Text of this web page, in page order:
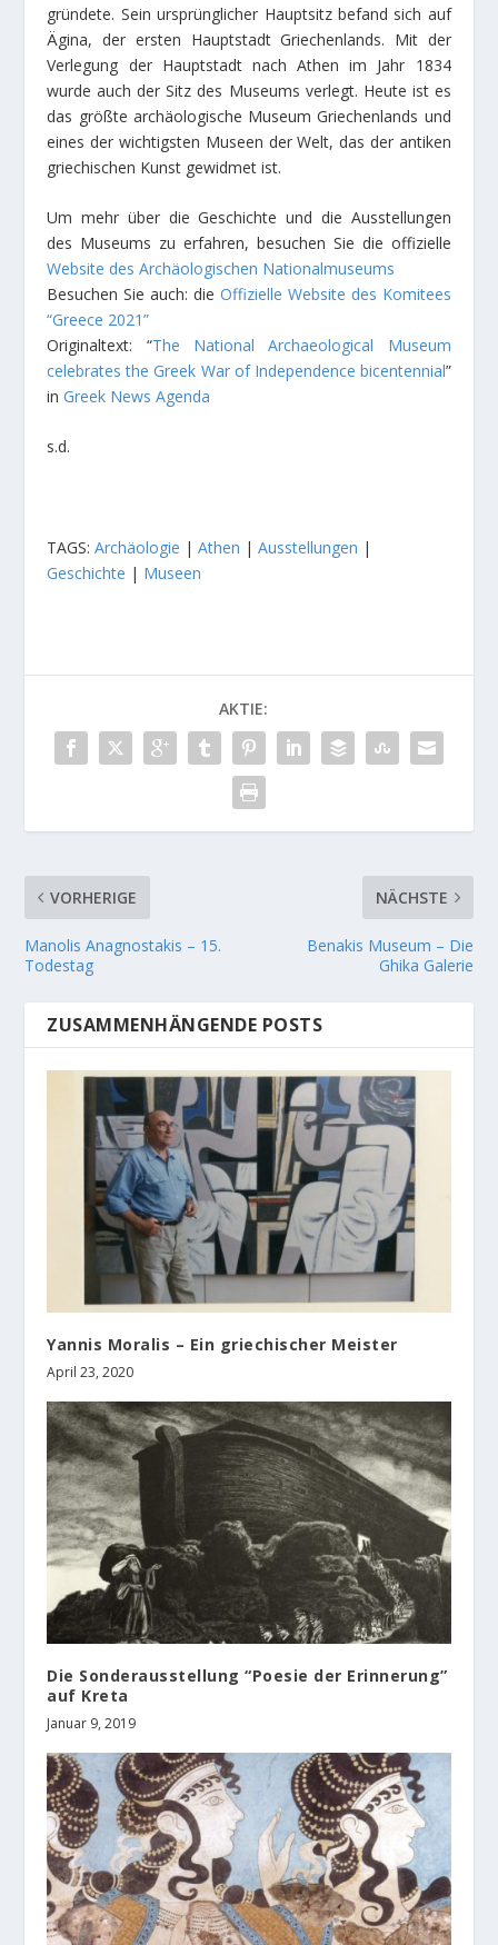
gründete. Sein ursprünglicher Hauptsitz befand sich auf
Ägina, der ersten Hauptstadt Griechenlands. Mit der
Verlegung der Hauptstadt nach Athen im Jahr 1834
wurde auch der Sitz des Museums verlegt. Heute ist es
das größte archäologische Museum Griechenlands und
eines der wichtigsten Museen der Welt, das der antiken
griechischen Kunst gewidmet ist.
Um mehr über die Geschichte und die Ausstellungen
des Museums zu erfahren, besuchen Sie die offizielle
Website des Archäologischen Nationalmuseums
Besuchen Sie auch: die Offizielle Website des Komitees
“Greece 2021”
Originaltext: “The National Archaeological Museum
celebrates the Greek War of Independence bicentennial”
inGreek News Agenda
s.d.
TAGS:Archäologie |Athen |Ausstellungen |
Geschichte | Museen
AKTIE:
VORHERIGE
Manolis Anagnostakis – 15.
Todestag
NÄCHSTE
Benakis Museum – Die
Ghika Galerie
ZUSAMMENHÄNGENDE POSTS
Yannis Moralis – Ein griechischer Meister
April 23, 2020
Die Sonderausstellung “Poesie der Erinnerung”
auf Kreta
Januar 9, 2019